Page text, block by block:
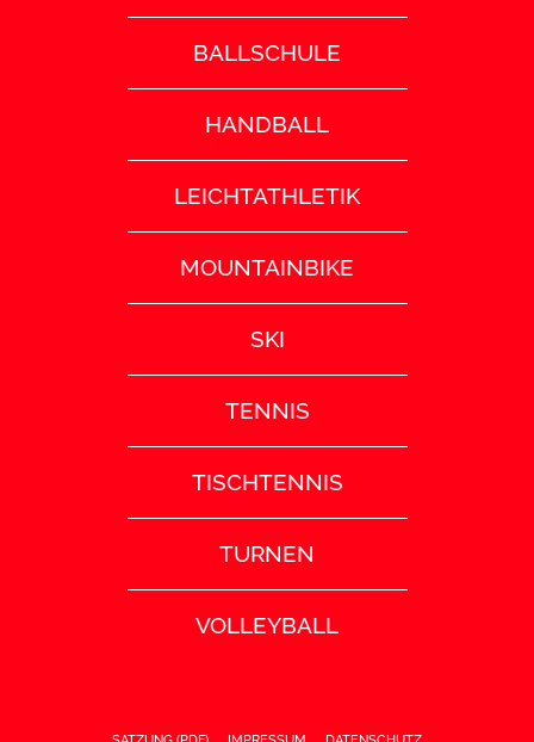
BALLSCHULE
HANDBALL
LEICHTATHLETIK
MOUNTAINBIKE
SKI
TENNIS
TISCHTENNIS
TURNEN
VOLLEYBALL